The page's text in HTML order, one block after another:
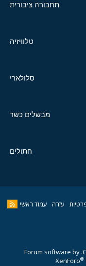
תחבורה ציבורית
טלוויזיה
סלולארי
מבשלים כשר
חתולים
עזרה עמוד ראשי
Forum software by
XenForo®